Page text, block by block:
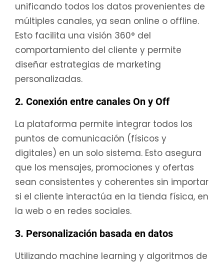
unificando todos los datos provenientes de
múltiples canales, ya sean online o offline.
Esto facilita una visión 360° del
comportamiento del cliente y permite
diseñar estrategias de marketing
personalizadas.
2. Conexión entre canales On y Off
La plataforma permite integrar todos los
puntos de comunicación (físicos y
digitales) en un solo sistema. Esto asegura
que los mensajes, promociones y ofertas
sean consistentes y coherentes sin importar
si el cliente interactúa en la tienda física, en
la web o en redes sociales.
3. Personalización basada en datos
Utilizando machine learning y algoritmos de